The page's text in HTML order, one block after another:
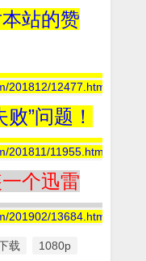
站的赞
201812/12477.html
”问题！
201811/11955.html
个迅雷
201902/13684.html
载 1080p